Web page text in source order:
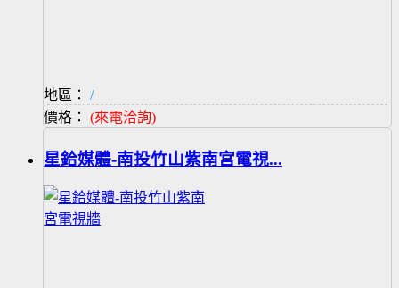
地區：
/
價格： (來電洽詢)
星鉿媒體-南投竹山紫南宮電視...